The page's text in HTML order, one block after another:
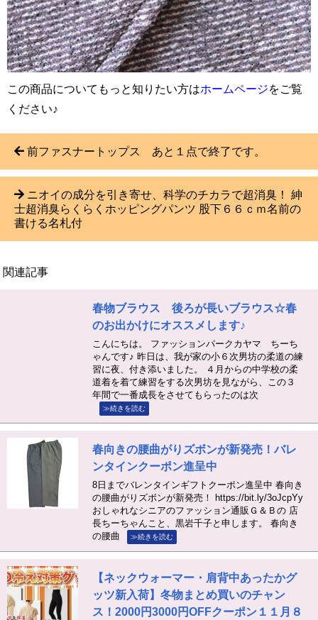
この商品についてもっと知りたい方はホームページをご覧
ください♪
前ファスナートップス あと１点で終了です。
ニオイの成分を引き寄せ、科学のチカラで超消臭！ 紳
士超消臭らくらくホッピングパンツ 股下６６ｃｍ名前の
書ける名札付
関連記事
春物ブラウス 後ろが長いブラウス☆春
のお出かけにオススメします♪
こんにちは。 ファッションパークカヤマ ちーち
ゃんです♪ 昨日は、我が家の小６次男坊の柔道の練
習に夜、付き添いました。 ４月からの中学校の柔
道着を着て練習をする次男坊を見ながら、この３
年間で一番成長をさせてもらったのは次
≫続きを読む
春向きの腰曲がりズボンが新発売！バレ
ンタインクーポン進呈中
8日までバレンタインギフトクーポン進呈中 春向き
の腰曲がりズボンが新発売！ https://bit.ly/3oJcpYy
おしゃれなシニアのファッション通販Ｇ＆Ｂの 店
長ちーちゃんこと、黒岩千子と申します。 春向き
の腰曲
≫続きを読む
【ネックウォーマー・肩背中あったかグ
ッツ新入荷】冬物まとめ買いのチャン
ス！2000円3000円OFFクーポン１１月８